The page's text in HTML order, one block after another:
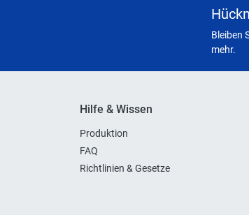
Bleiben
mehr.
Hilfe & Wissen
Produktion
FAQ
Richtlinien & Gesetze